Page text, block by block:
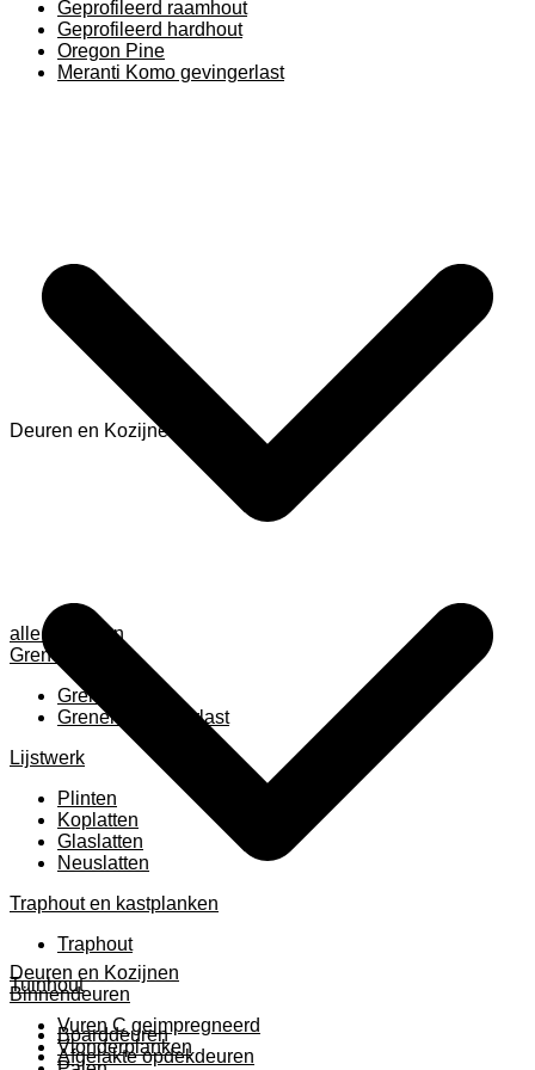
Geprofileerd raamhout
Geprofileerd hardhout
Oregon Pine
Meranti Komo gevingerlast
alle anzeigen
Grenen
Grenen B ruw
Grenen gevingerlast
Lijstwerk
Plinten
Koplatten
Glaslatten
Neuslatten
Traphout en kastplanken
Traphout
Tuinhout
Vuren C geimpregneerd
Vlonderplanken
Deuren en Kozijnen
Deuren en Kozijnen
Binnendeuren
Boarddeuren
Afgelakte opdekdeuren